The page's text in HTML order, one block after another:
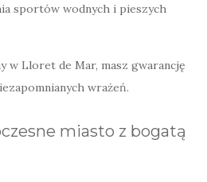
sportów wodnych i pieszych
w Lloret de Mar, masz gwarancję
wrażeń.
miasto z bogatą